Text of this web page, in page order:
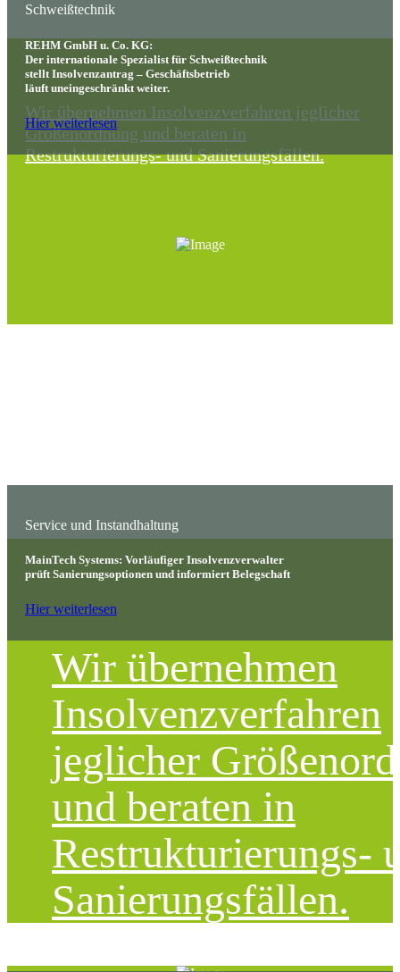
Schweißtechnik
REHM GmbH u. Co. KG:
Der internationale Spezialist für Schweißtechnik
stellt Insolvenzantrag – Geschäftsbetrieb
läuft uneingeschränkt weiter.
Hier weiterlesen
Service und Instandhaltung
MainTech Systems: Vorläufiger Insolvenzverwalter
prüft Sanierungsoptionen und informiert Belegschaft
Hier weiterlesen
Wir übernehmen Insolvenzverfahren jeglicher
Größenordnung und beraten in
Restrukturierungs-und Sanierungsfällen.
Wir übernehmen
Insolvenzverfahren
jeglicher
und beraten in
Restrukturierungs-
Sanierungsfällen.